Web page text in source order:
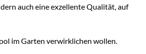
auch eine exzellente Qualität, auf
im Garten verwirklichen wollen.